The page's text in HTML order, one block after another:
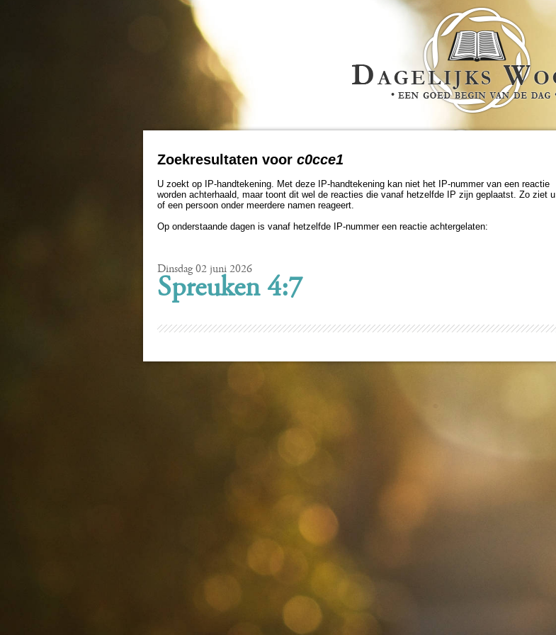
Zoekresultaten voor c0cce1
U zoekt op IP-handtekening. Met deze IP-handtekening kan niet het IP-nummer van een reactie
worden achterhaald, maar toont dit wel de reacties die vanaf hetzelfde IP zijn geplaatst. Zo ziet u
of een persoon onder meerdere namen reageert.
Op onderstaande dagen is vanaf hetzelfde IP-nummer een reactie achtergelaten:
Dinsdag 02 juni 2026
Spreuken 4:7